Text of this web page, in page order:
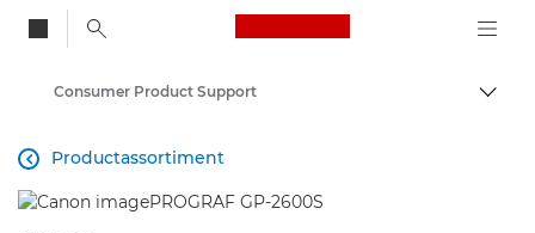
Canon Logo, back
Consumer Product Support
Productassortiment
